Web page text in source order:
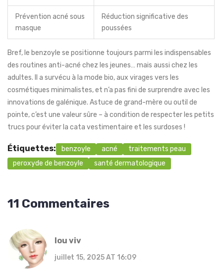
Prévention acné sous
masque
Réduction significative des
poussées
Bref, le benzoyle se positionne toujours parmi les indispensables
des routines anti-acné chez les jeunes… mais aussi chez les
adultes. Il a survécu à la mode bio, aux virages vers les
cosmétiques minimalistes, et n’a pas fini de surprendre avec les
innovations de galénique. Astuce de grand-mère ou outil de
pointe, c’est une valeur sûre – à condition de respecter les petits
trucs pour éviter la cata vestimentaire et les surdoses !
Étiquettes: benzoyle acné
traitements peau
peroxyde de benzoyle
santé dermatologique
11 Commentaires
lou viv
juillet 15, 2025 AT 16:09